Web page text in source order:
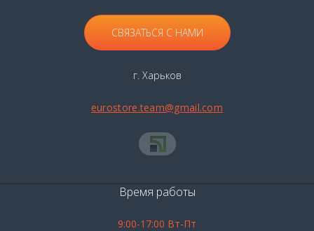
СВЯЗАТЬСЯ С НАМИ
г. Харьков
eurostore.team@gmail.com
Время работы
9:00-17:00 Вт-Пт